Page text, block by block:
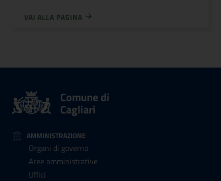
VAI ALLA PAGINA
Comune di
Cagliari
AMMINISTRAZIONE
Organi di governo
Aree amministrative
Uffici